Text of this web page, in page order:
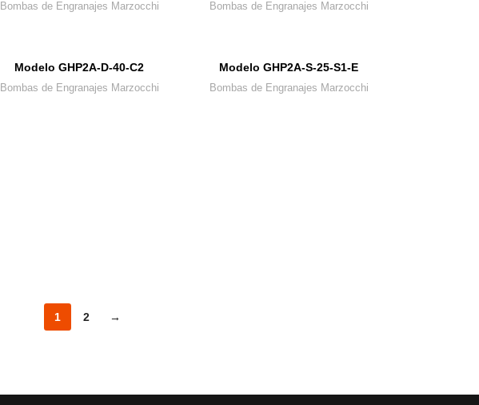
Bombas de Engranajes Marzocchi Bombas de Engranajes Marzocchi
Modelo GHP2A-D-40-C2
Bombas de Engranajes Marzocchi
Modelo GHP2A-S-25-S1-E
Bombas de Engranajes Marzocchi
1 2 →